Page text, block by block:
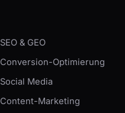
SEO & GEO
Conversion-Optimierung
Social Media
Content-Marketing